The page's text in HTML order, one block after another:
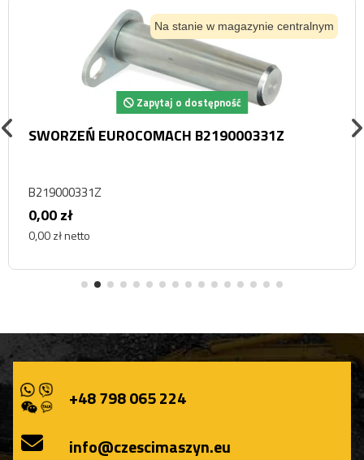
Na stanie w magazynie centralnym
Zapytaj o dostępność
SWORZEŃ EUROCOMACH B219000331Z
B219000331Z
0,00 zł
0,00 zł netto
+48 798 065 224
info@czescimaszyn.eu